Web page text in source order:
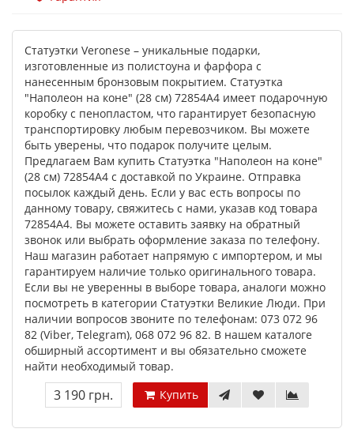
Статуэтки Veronese – уникальные подарки,
изготовленные из полистоуна и фарфора с
нанесенным бронзовым покрытием. Статуэтка
"Наполеон на коне" (28 см) 72854A4 имеет подарочную
коробку с пенопластом, что гарантирует безопасную
транспортировку любым перевозчиком. Вы можете
быть уверены, что подарок получите целым.
Предлагаем Вам купить Статуэтка "Наполеон на коне"
(28 см) 72854A4 с доставкой по Украине. Отправка
посылок каждый день. Если у вас есть вопросы по
данному товару, свяжитесь с нами, указав код товара
72854A4. Вы можете оставить заявку на обратный
звонок или выбрать оформление заказа по телефону.
Наш магазин работает напрямую с импортером, и мы
гарантируем наличие только оригинального товара.
Если вы не уверенны в выборе товара, аналоги можно
посмотреть в категории Статуэтки Великие Люди. При
наличии вопросов звоните по телефонам: 073 072 96
82 (Viber, Telegram), 068 072 96 82. В нашем каталоге
обширный ассортимент и вы обязательно сможете
найти необходимый товар.
3 190 грн. Купить